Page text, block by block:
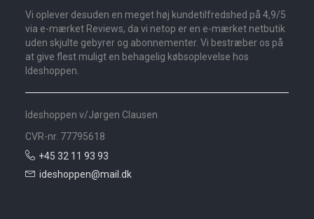
Vi oplever desuden en meget høj kundetilfredshed på 4,9/5
via e-mærket Reviews, da vi netop er en e-mærket netbutik
uden skjulte gebyrer og abonnementer. Vi bestræber os på
at give flest muligt en behagelig købsoplevelse hos
Ideshoppen.
Ideshoppen v/Jørgen Clausen
CVR-nr. 77795618
+45 32 11 93 93
ideshoppen@mail.dk